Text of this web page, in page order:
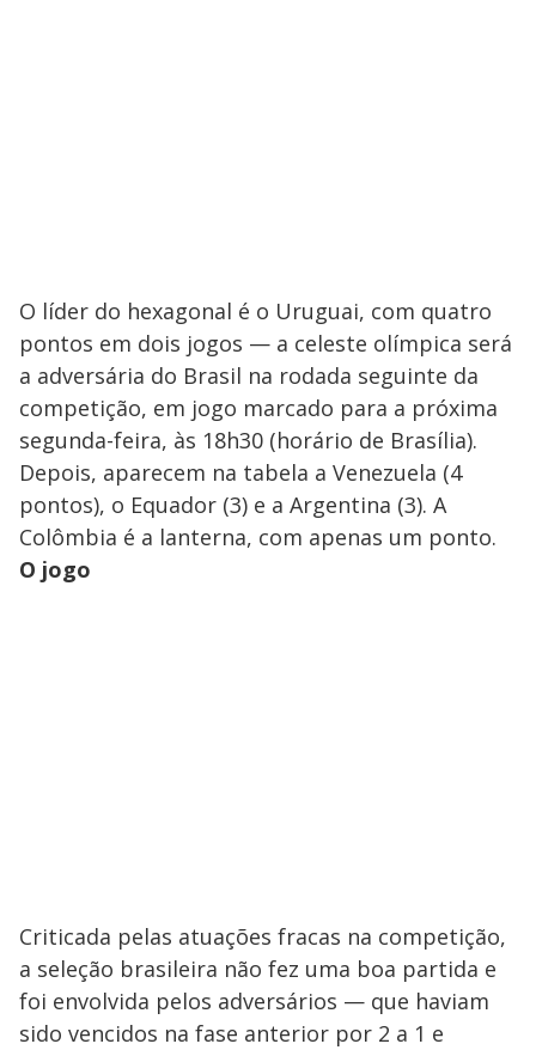
O líder do hexagonal é o Uruguai, com quatro
pontos em dois jogos — a celeste olímpica será
a adversária do Brasil na rodada seguinte da
competição, em jogo marcado para a próxima
segunda-feira, às 18h30 (horário de Brasília).
Depois, aparecem na tabela a Venezuela (4
pontos), o Equador (3) e a Argentina (3). A
Colômbia é a lanterna, com apenas um ponto.
O jogo
Criticada pelas atuações fracas na competição,
a seleção brasileira não fez uma boa partida e
foi envolvida pelos adversários — que haviam
sido vencidos na fase anterior por 2 a 1 e